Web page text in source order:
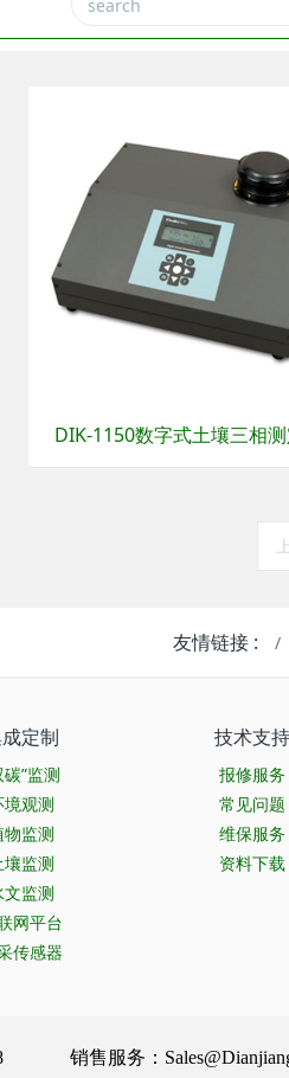
DIK-1150数字式土壤三相
友情链接 :
定制
碳”监测
境观测
物监测
壤监测
文监测
网平台
传感器
技术支持
报修服务
常见问题
维保服务
资料下载
销售服务：